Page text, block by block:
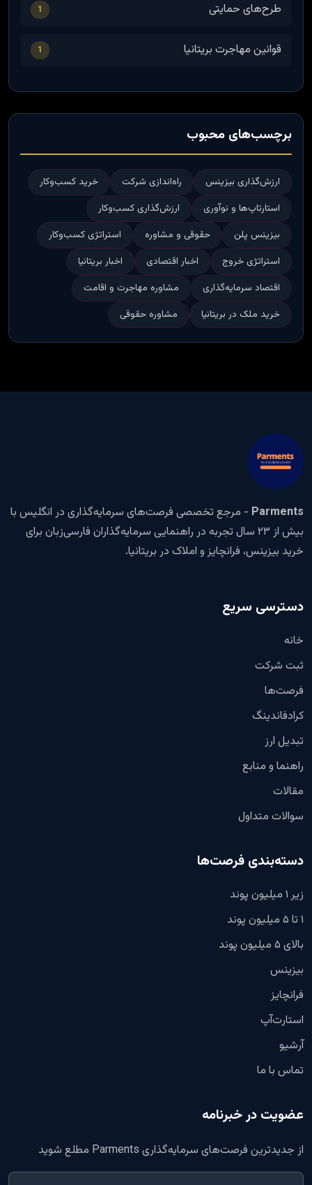
طرح‌های حمایتی 1
قوانین مهاجرت بریتانیا 1
برچسب‌های محبوب
ارزش‌گذاری بیزینس راه‌اندازی شرکت
خرید کسب‌وکار
استارتاپ‌ها و نوآوری
ارزش‌گذاری کسب‌وکار
بیزینس پلن
حقوقی و مشاوره
استراتژی کسب‌وکار
استراتژی خروج
اخبار اقتصادی
اخبار بریتانیا
اقتصاد سرمایه‌گذاری
مشاوره مهاجرت و اقامت
خرید ملک در بریتانیا
مشاوره حقوقی
Parments - مرجع تخصصی فرصت‌های سرمایه‌گذاری در انگلیس با
بیش از ۲۳ سال تجربه در راهنمایی سرمایه‌گذاران فارسی‌زبان برای
خرید بیزینس، فرانچایز و املاک در بریتانیا.
دسترسی سریع
خانه
ثبت شرکت
فرصت‌ها
کرادفاندینگ
تبدیل ارز
راهنما و منابع
مقالات
سوالات متداول
دسته‌بندی فرصت‌ها
زیر ۱ میلیون پوند
۱ تا ۵ میلیون پوند
بالای ۵ میلیون پوند
بیزینس
فرانچایز
استارت‌آپ
آرشیو
تماس با ما
عضویت در خبرنامه
از جدیدترین فرصت‌های سرمایه‌گذاری Parments مطلع شوید